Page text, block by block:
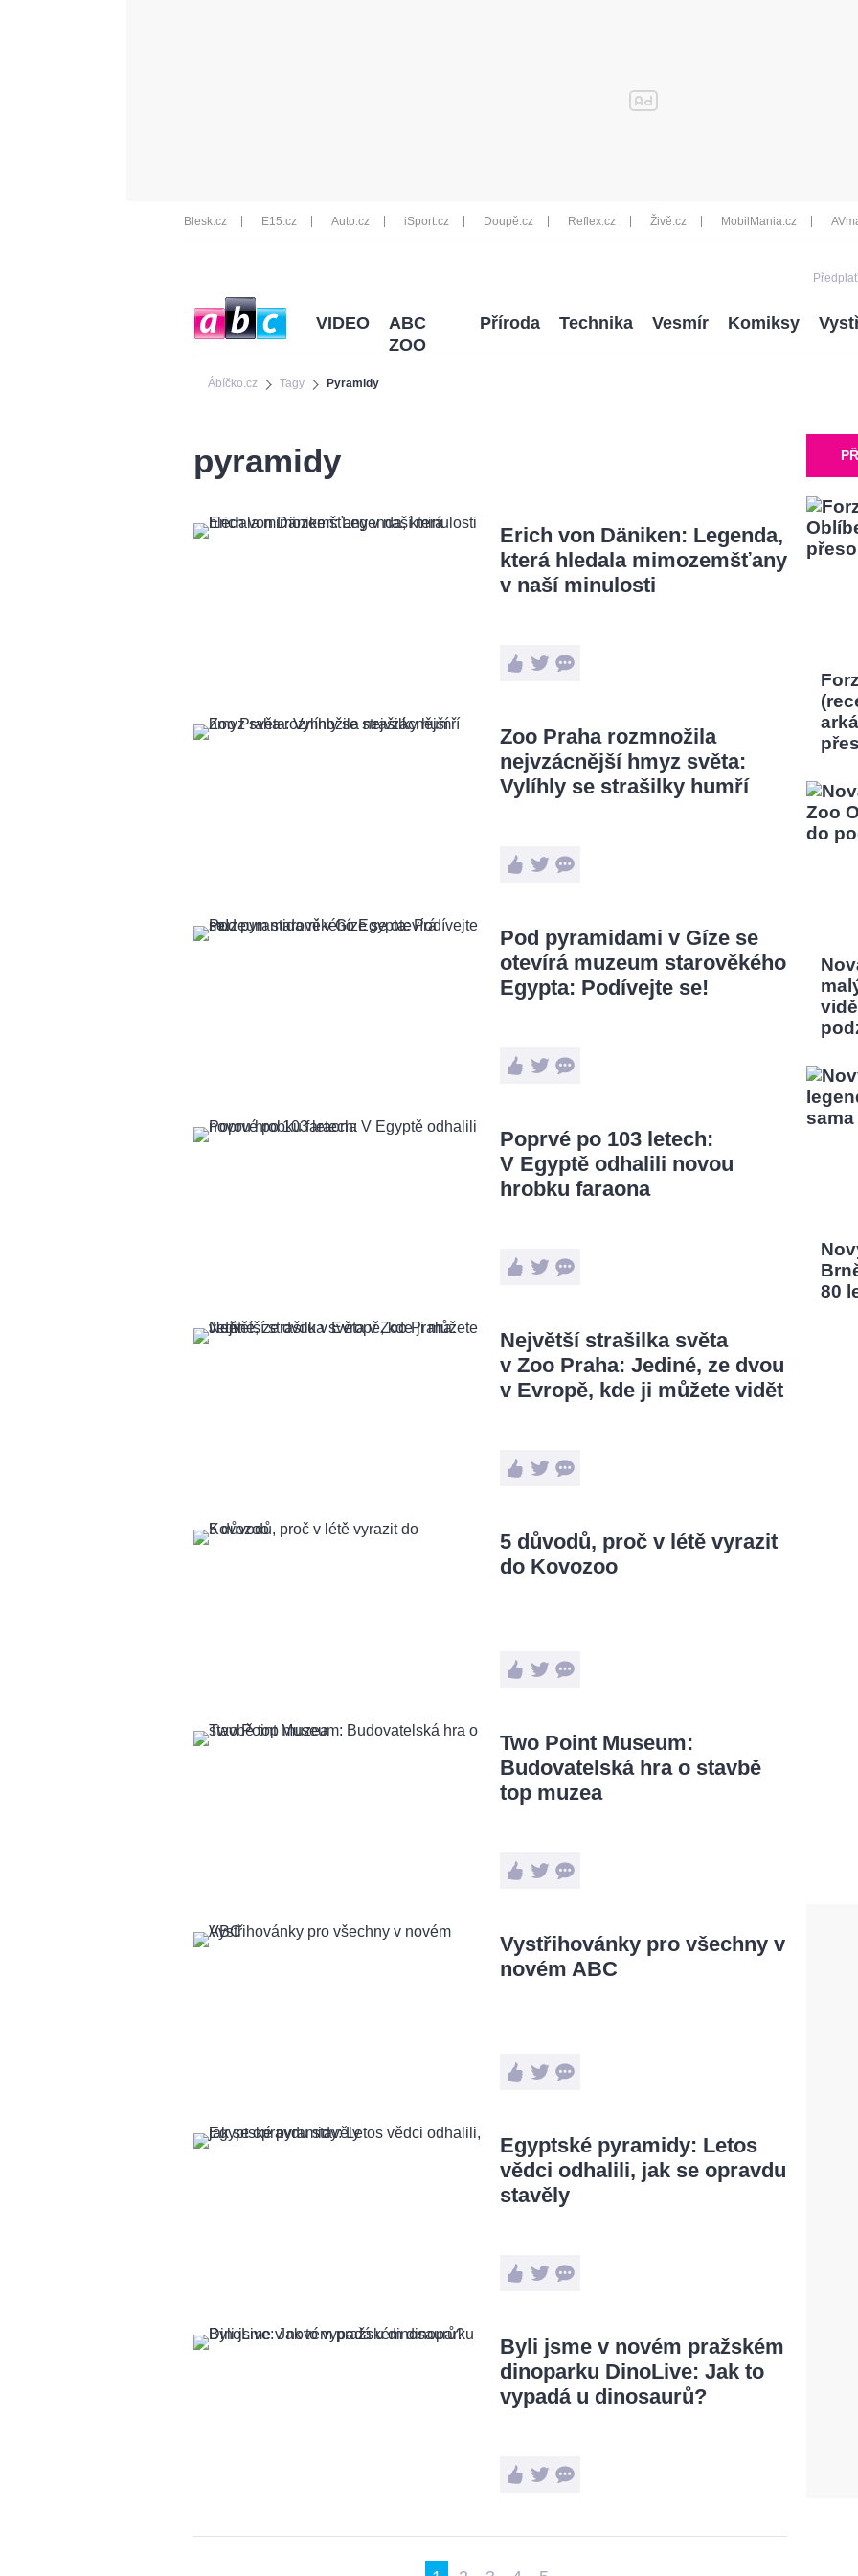
Blesk.cz E15.cz Auto.cz iSport.cz Doupě.cz Reflex.cz Živě.cz MobilMania.cz
Ábíčko.cz Tagy Pyramidy
VIDEO
ABC
ZOO
Příroda Technika Vesmír Komiksy
pyramidy
Erich von Däniken: Legenda,
která hledala mimozemšťany
v naší minulosti
Zoo Praha rozmnožila
nejvzácnější hmyz světa:
Vylíhly se strašilky humří
Pod pyramidami v Gíze se
otevírá muzeum starověkého
Egypta: Podívejte se!
Poprvé po 103 letech:
V Egyptě odhalili novou
hrobku faraona
Největší strašilka světa
v Zoo Praha: Jediné, ze dvou
v Evropě, kde ji můžete vidět
5 důvodů, proč v létě vyrazit
do Kovozoo
Two Point Museum:
Budovatelská hra o stavbě
top muzea
Vystřihovánky pro všechny v
novém ABC
Egyptské pyramidy: Letos
vědci odhalili, jak se opravdu
stavěly
Byli jsme v novém pražském
dinoparku DinoLive: Jak to
vypadá u dinosaurů?
80